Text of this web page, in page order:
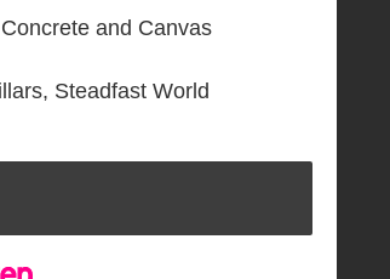
and Canvas
Steadfast World